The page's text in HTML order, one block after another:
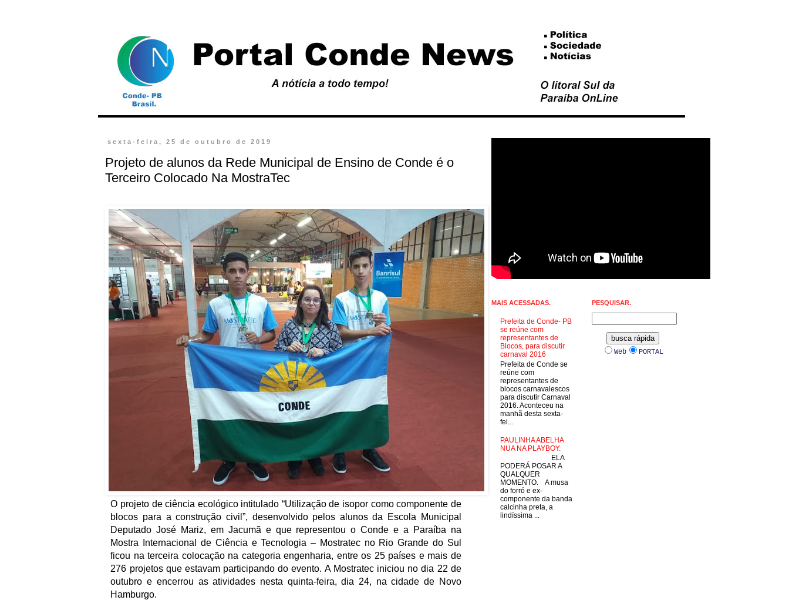
sexta-feira, 25 de outubro de 2019
Projeto de alunos da Rede Municipal de Ensino de Conde é o
Terceiro Colocado Na MostraTec
O projeto de ciência ecológico intitulado “Utilização de isopor como componente de
blocos para a construção civil”, desenvolvido pelos alunos da Escola Municipal
Deputado José Mariz, em Jacumã e que representou o Conde e a Paraíba na
Mostra Internacional de Ciência e Tecnologia – Mostratec no Rio Grande do Sul
ficou na terceira colocação na categoria engenharia, entre os 25 países e mais de
276 projetos que estavam participando do evento. A Mostratec iniciou no dia 22 de
outubro e encerrou as atividades nesta quinta-feira, dia 24, na cidade de Novo
Hamburgo.
MAIS ACESSADAS.
Prefeita de Conde- PB
se reúne com
representantes de
Blocos, para discutir
carnaval 2016
Prefeita de Conde se
reúne com
representantes de
blocos carnavalescos
para discutir Carnaval
2016. Aconteceu na
manhã desta sexta-
fei...
PAULINHA ABELHA
NUA NA PLAYBOY.
ELA
PODERÁ POSAR A
QUALQUER
MOMENTO. A musa
do forró e ex-
componente da banda
calcinha preta, a
lindíssima ...
PESQUISAR.
Web PORTAL